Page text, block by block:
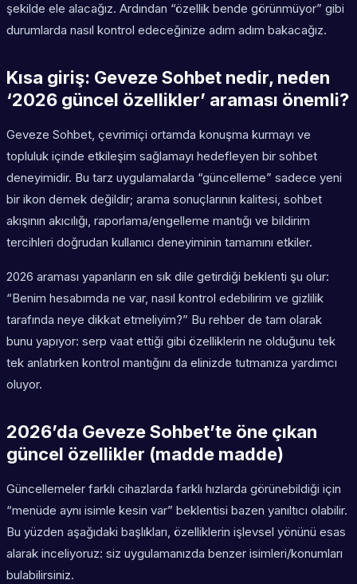
şekilde ele alacağız. Ardından “özellik bende görünmüyor” gibi
durumlarda nasıl kontrol edeceğinize adım adım bakacağız.
Kısa giriş: Geveze Sohbet nedir, neden
‘2026 güncel özellikler’ araması önemli?
Geveze Sohbet, çevrimiçi ortamda konuşma kurmayı ve
topluluk içinde etkileşim sağlamayı hedefleyen bir sohbet
deneyimidir. Bu tarz uygulamalarda “güncelleme” sadece yeni
bir ikon demek değildir; arama sonuçlarının kalitesi, sohbet
akışının akıcılığı, raporlama/engelleme mantığı ve bildirim
tercihleri doğrudan kullanıcı deneyiminin tamamını etkiler.
2026 araması yapanların en sık dile getirdiği beklenti şu olur:
“Benim hesabımda ne var, nasıl kontrol edebilirim ve gizlilik
tarafında neye dikkat etmeliyim?” Bu rehber de tam olarak
bunu yapıyor: serp vaat ettiği gibi özelliklerin ne olduğunu tek
tek anlatırken kontrol mantığını da elinizde tutmanıza yardımcı
oluyor.
2026’da Geveze Sohbet’te öne çıkan
güncel özellikler (madde madde)
Güncellemeler farklı cihazlarda farklı hızlarda görünebildiği için
“menüde aynı isimle kesin var” beklentisi bazen yanıltıcı olabilir.
Bu yüzden aşağıdaki başlıkları, özelliklerin işlevsel yönünü esas
alarak inceliyoruz: siz uygulamanızda benzer isimleri/konumları
bulabilirsiniz.